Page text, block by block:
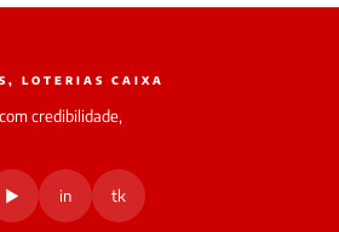
LOTERIAS CAIXA
credibilidade,
▶ in tk